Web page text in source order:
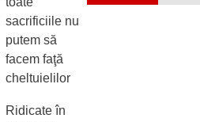
sacrificiile nu
putem să
facem faţă
cheltuielilor
Ridicate în